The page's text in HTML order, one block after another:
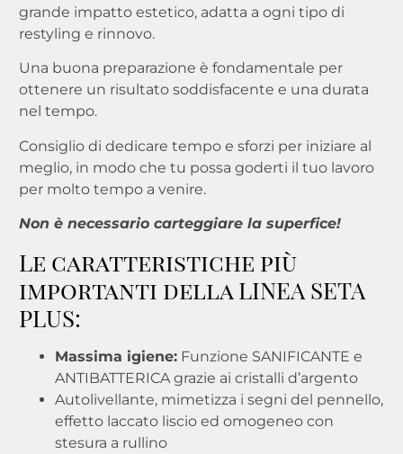
grande impatto estetico, adatta a ogni tipo di
restyling e rinnovo.
Una buona preparazione è fondamentale per
ottenere un risultato soddisfacente e una durata
nel tempo.
Consiglio di dedicare tempo e sforzi per iniziare al
meglio, in modo che tu possa goderti il ​​​​tuo lavoro
per molto tempo a venire.
Non è necessario carteggiare la superfice!
Le caratteristiche più
importanti della LINEA SETA
PLUS:
Massima igiene:Funzione SANIFICANTE e
ANTIBATTERICA grazie ai cristalli d’argento
Autolivellante, mimetizza i segni del pennello,
effetto laccato liscio ed omogeneo con
stesura a rullino